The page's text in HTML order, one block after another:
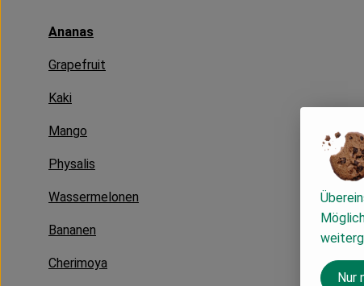
Ananas
Grapefruit
Kaki
Mango
Physalis
Wassermelonen
Bananen
Cherimoya
Nur